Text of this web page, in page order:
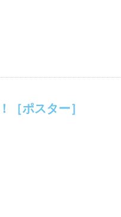
［ポスター］